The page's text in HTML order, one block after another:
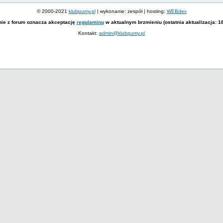
© 2000-2021 klubpumy.pl| wykonanie: zespół | hosting: WEBdev
z forum oznacza akceptację regulaminuw aktualnym brzmieniu (ostatnia aktualizacja:
Kontakt: admin@klubpumy.pl